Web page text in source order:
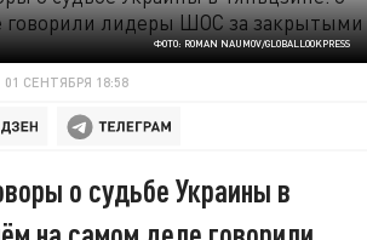
ФОТО: ROMAN NAUMOV/GLOBALLOOKPRESS
01 СЕНТЯБРЯ 18:58
о судьбе Украины в